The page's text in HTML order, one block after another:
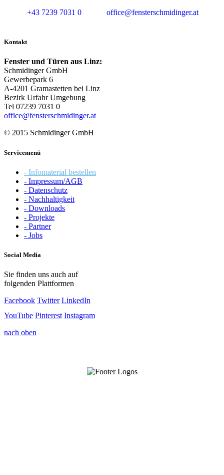
+43 7239 7031 0 office@fensterschmidinger.at
Kontakt
Fenster und Türen aus Linz:
Schmidinger GmbH
Gewerbepark 6
A-4201 Gramastetten bei Linz
Bezirk Urfahr Umgebung
Tel 07239 7031 0
office@fensterschmidinger.at
© 2015 Schmidinger GmbH
Servicemenü
- Infomaterial bestellen
- Impressum/AGB
- Datenschutz
- Nachhaltigkeit
- Downloads
- Projekte
- Partner
- Jobs
Social Media
Sie finden uns auch auf
folgenden Plattformen
Facebook Twitter LinkedIn
YouTube Pinterest Instagram
nach oben